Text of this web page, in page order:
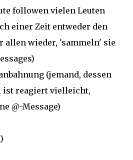
followen vielen Leuten
einer Zeit entweder den
allen wieder, 'sammeln' sie
(jemand, dessen
reagiert vielleicht,
@-Message)